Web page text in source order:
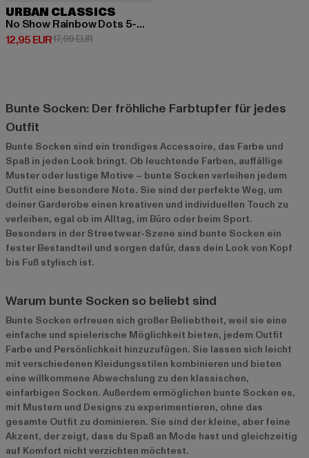
URBAN CLASSICS
No Show Rainbow Dots 5-Pack
12,95 EUR
Derzeitiger Preis: 12,95 EUR
17,99 EURAktionspreis: 17,99 EUR
Bunte Socken: Der fröhliche Farbtupfer für jedes
Outfit
Bunte Socken sind ein trendiges Accessoire, das Farbe und
Spaß in jeden Look bringt. Ob leuchtende Farben, auffällige
Muster oder lustige Motive – bunte Socken verleihen jedem
Outfit eine besondere Note. Sie sind der perfekte Weg, um
deiner Garderobe einen kreativen und individuellen Touch zu
verleihen, egal ob im Alltag, im Büro oder beim Sport.
Besonders in der Streetwear-Szene sind bunte Socken ein
fester Bestandteil und sorgen dafür, dass dein Look von Kopf
bis Fuß stylisch ist.
Warum bunte Socken so beliebt sind
Bunte Socken erfreuen sich großer Beliebtheit, weil sie eine
einfache und spielerische Möglichkeit bieten, jedem Outfit
Farbe und Persönlichkeit hinzuzufügen. Sie lassen sich leicht
mit verschiedenen Kleidungsstilen kombinieren und bieten
eine willkommene Abwechslung zu den klassischen,
einfarbigen Socken. Außerdem ermöglichen bunte Socken es,
mit Mustern und Designs zu experimentieren, ohne das
gesamte Outfit zu dominieren. Sie sind der kleine, aber feine
Akzent, der zeigt, dass du Spaß an Mode hast und gleichzeitig
auf Komfort nicht verzichten möchtest.